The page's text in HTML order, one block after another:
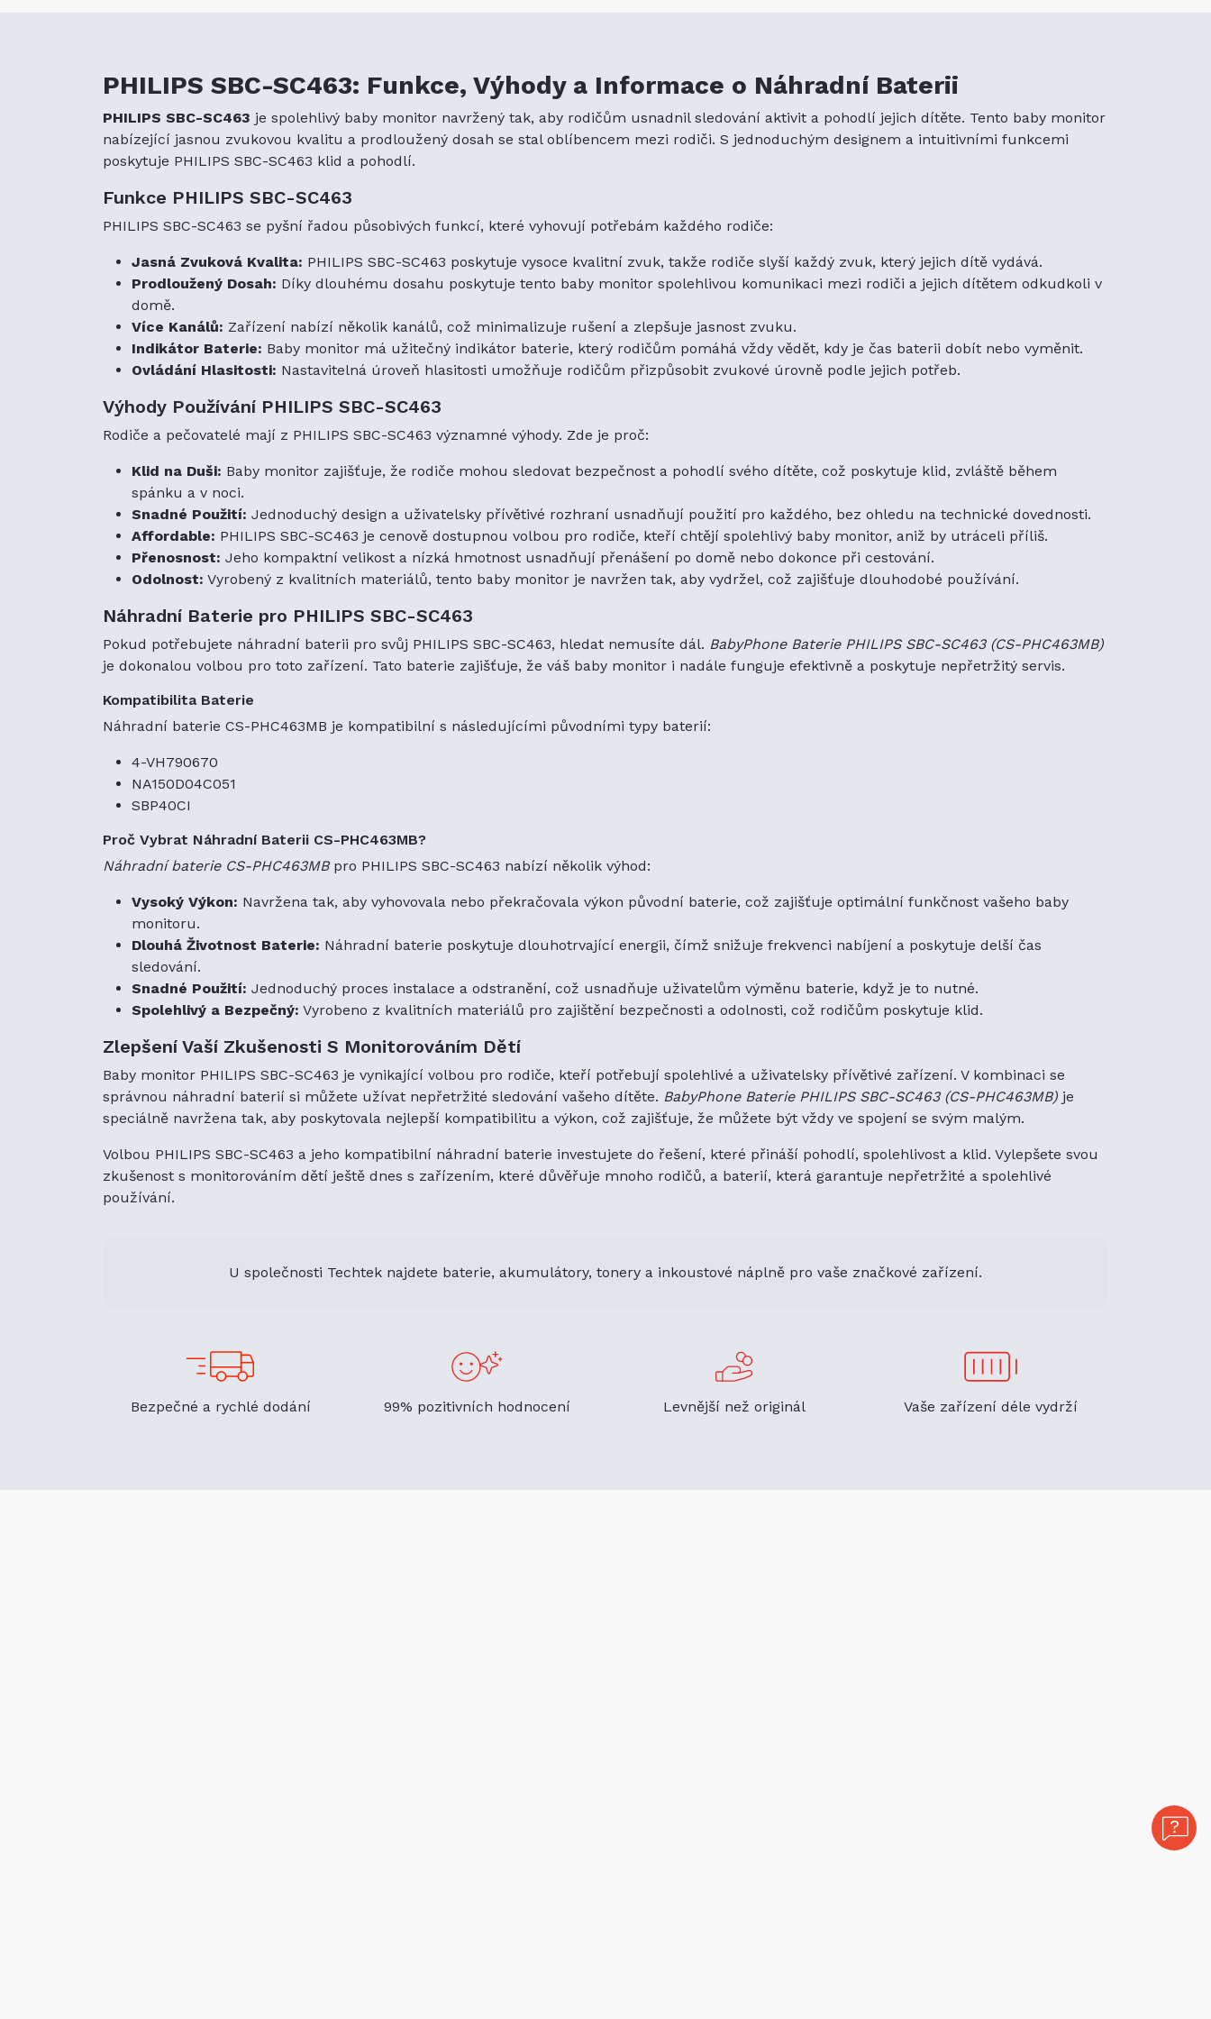
Snadné Použití:
Jednoduchý design a uživatelsky přívětivé rozhraní usnadňují
použití pro každého, bez ohledu na technické dovednosti.
Affordable: PHILIPS SBC-SC463 je cenově dostupnou volbou pro rodiče, kteří
chtějí spolehlivý baby monitor, aniž by utráceli příliš.
aby vydržel, což zajišťuje dlouhodobé používání.
Náhradní Baterie pro PHILIPS SBC-SC463
Pokud potřebujete náhradní baterii pro svůj PHILIPS SBC-SC463, hledat
dokonalou volbou pro toto zařízení. Tato baterie zajišťuje, že váš baby
monitor i nadále funguje efektivně a poskytuje nepřetržitý servis.
Kompatibilita Baterie
Náhradní baterie CS-PHC463MB je kompatibilní s následujícími původními
typy baterií:
4-VH790670
SBP40CI
Proč Vybrat Náhradní Baterii CS-PHC463MB?
Náhradní baterie CS-PHC463MB pro PHILIPS SBC-SC463 nabízí několik
výhod:
Vysoký Výkon:
baterie, což zajišťuje optimální funkčnost vašeho baby monitoru.
Dlouhá Životnost Baterie:Náhradní baterie poskytuje dlouhotrvající energii,
uživatelům výměnu baterie, když je to nutné.
Baby monitor PHILIPS SBC-SC463 je vynikající volbou pro rodiče, kteří
potřebují spolehlivé a uživatelsky přívětivé zařízení. V kombinaci se
správnou náhradní baterií si můžete užívat nepřetržité sledování vašeho
dítěte.BabyPhone Baterie PHILIPS SBC-SC463 (CS-PHC463MB)je speciálně
že můžete být vždy ve spojení se svým malým.
do řešení, které přináší pohodlí, spolehlivost a klid. Vylepšete svou
zkušenost s monitorováním dětí ještě dnes s zařízením, které důvěřuje
PHILIPS SBC-SC463: Funkce, Výhody a Informace o Náhradní Baterii
PHILIPS SBC-SC463 je spolehlivý baby monitor navržený tak, aby rodičům usnadnil sledování aktivit a pohodlí jejich dítěte. Tento baby monitor
nabízející jasnou zvukovou kvalitu a prodloužený dosah se stal oblíbencem mezi rodiči. S jednoduchým designem a intuitivními funkcemi
poskytuje PHILIPS SBC-SC463 klid a pohodlí.
Funkce PHILIPS SBC-SC463
PHILIPS SBC-SC463 se pyšní řadou působivých funkcí, které vyhovují potřebám každého rodiče:
Jasná Zvuková Kvalita: PHILIPS SBC-SC463 poskytuje vysoce kvalitní zvuk, takže rodiče slyší každý zvuk, který jejich dítě vydává.
Prodloužený Dosah: Díky dlouhému dosahu poskytuje tento baby monitor spolehlivou komunikaci mezi rodiči a jejich dítětem odkudkoli v
domě.
Více Kanálů: Zařízení nabízí několik kanálů, což minimalizuje rušení a zlepšuje jasnost zvuku.
Indikátor Baterie: Baby monitor má užitečný indikátor baterie, který rodičům pomáhá vždy vědět, kdy je čas baterii dobít nebo vyměnit.
Ovládání Hlasitosti: Nastavitelná úroveň hlasitosti umožňuje rodičům přizpůsobit zvukové úrovně podle jejich potřeb.
Výhody Používání PHILIPS SBC-SC463
Rodiče a pečovatelé mají z PHILIPS SBC-SC463 významné výhody. Zde je proč:
Klid na Duši: Baby monitor zajišťuje, že rodiče mohou sledovat bezpečnost a pohodlí svého dítěte, což poskytuje klid, zvláště během
spánku a v noci.
Snadné Použití: Jednoduchý design a uživatelsky přívětivé rozhraní usnadňují použití pro každého, bez ohledu na technické dovednosti.
Affordable: PHILIPS SBC-SC463 je cenově dostupnou volbou pro rodiče, kteří chtějí spolehlivý baby monitor, aniž by utráceli příliš.
Přenosnost: Jeho kompaktní velikost a nízká hmotnost usnadňují přenášení po domě nebo dokonce při cestování.
Odolnost: Vyrobený z kvalitních materiálů, tento baby monitor je navržen tak, aby vydržel, což zajišťuje dlouhodobé používání.
Náhradní Baterie pro PHILIPS SBC-SC463
Pokud potřebujete náhradní baterii pro svůj PHILIPS SBC-SC463, hledat nemusíte dál. BabyPhone Baterie PHILIPS SBC-SC463 (CS-PHC463MB)
je dokonalou volbou pro toto zařízení. Tato baterie zajišťuje, že váš baby monitor i nadále funguje efektivně a poskytuje nepřetržitý servis.
Kompatibilita Baterie
Náhradní baterie CS-PHC463MB je kompatibilní s následujícími původními typy baterií:
4-VH790670
NA150D04C051
SBP40CI
Proč Vybrat Náhradní Baterii CS-PHC463MB?
Náhradní baterie CS-PHC463MBpro PHILIPS SBC-SC463 nabízí několik výhod:
Vysoký Výkon: Navržena tak, aby vyhovovala nebo překračovala výkon původní baterie, což zajišťuje optimální funkčnost vašeho baby
monitoru.
Dlouhá Životnost Baterie: Náhradní baterie poskytuje dlouhotrvající energii, čímž snižuje frekvenci nabíjení a poskytuje delší čas
sledování.
Snadné Použití: Jednoduchý proces instalace a odstranění, což usnadňuje uživatelům výměnu baterie, když je to nutné.
Spolehlivý a Bezpečný: Vyrobeno z kvalitních materiálů pro zajištění bezpečnosti a odolnosti, což rodičům poskytuje klid.
Zlepšení Vaší Zkušenosti S Monitorováním Dětí
Baby monitor PHILIPS SBC-SC463 je vynikající volbou pro rodiče, kteří potřebují spolehlivé a uživatelsky přívětivé zařízení. V kombinaci se
správnou náhradní baterií si můžete užívat nepřetržité sledování vašeho dítěte. BabyPhone Baterie PHILIPS SBC-SC463 (CS-PHC463MB) je
speciálně navržena tak, aby poskytovala nejlepší kompatibilitu a výkon, což zajišťuje, že můžete být vždy ve spojení se svým malým.
Volbou PHILIPS SBC-SC463 a jeho kompatibilní náhradní baterie investujete do řešení, které přináší pohodlí, spolehlivost a klid. Vylepšete svou
zkušenost s monitorováním dětí ještě dnes s zařízením, které důvěřuje mnoho rodičů, a baterií, která garantuje nepřetržité a spolehlivé
používání.
U společnosti Techtek najdete baterie, akumulátory, tonery a inkoustové náplně pro vaše značkové zařízení.
Bezpečné a rychlé dodání 99% pozitivních hodnocení Levnější než originál Vaše zařízení déle vydrží